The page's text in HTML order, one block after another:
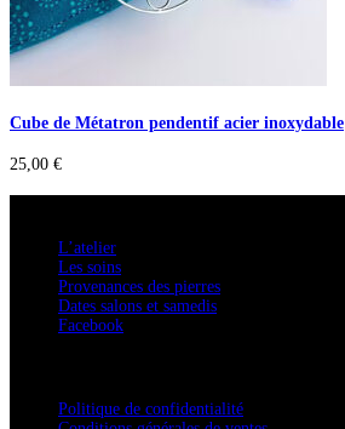
Cube de Métatron pendentif acier inoxydable
25,00 €
L’atelier
Les soins
Provenances des pierres
Dates salons et samedis
Facebook
Politique de confidentialité